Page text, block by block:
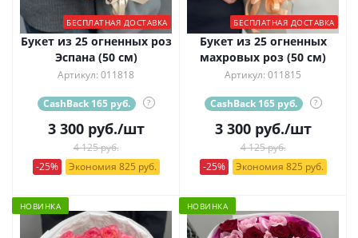
БЕСПЛАТНАЯ ДОСТАВКА
Букет из 25 огненных роз
Эспана (50 см)
Артикул: 011818
CashBack 165 руб. ?
3 300руб./шт
4 125 руб.
-25%
Экономия 825 руб.
БЕСПЛАТНАЯ ДОСТАВКА
Букет из 25 огненных
махровых роз (50 см)
Артикул: 011815
CashBack 165 руб. ?
3 300руб./шт
4 125 руб.
-25%
Экономия 825 руб.
НОВИНКА НОВИНКА